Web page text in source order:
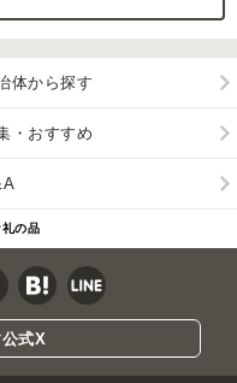
体から探す
・おすすめ
礼の品
式X